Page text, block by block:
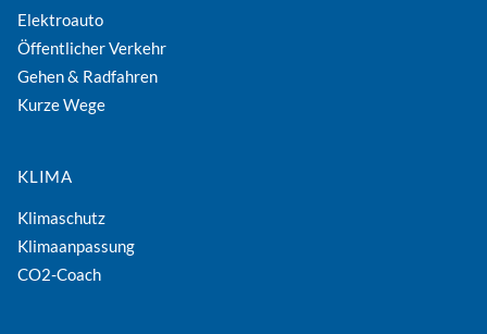
Elektroauto
Öffentlicher Verkehr
Gehen & Radfahren
Kurze Wege
KLIMA
Klimaschutz
Klimaanpassung
CO2-Coach